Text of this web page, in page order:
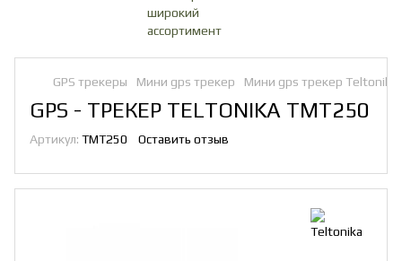
GPS трекеры Мини gps трекер Мини gps трекер Teltonika
GPS - ТРЕКЕР TELTONIKA TMT250
Артикул: TMT250 Оставить отзыв